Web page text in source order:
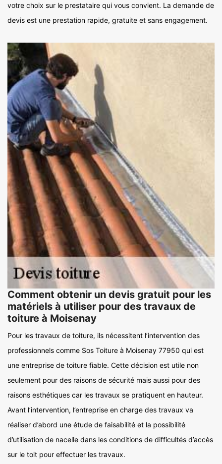
votre choix sur le prestataire qui vous convient. La demande de
devis est une prestation rapide, gratuite et sans engagement.
Comment obtenir un devis gratuit pour les
matériels à utiliser pour des travaux de
toiture à Moisenay
Pour les travaux de toiture, ils nécessitent l’intervention des
professionnels comme Sos Toiture à Moisenay 77950 qui est
une entreprise de toiture fiable. Cette décision est utile non
seulement pour des raisons de sécurité mais aussi pour des
raisons esthétiques car les travaux se pratiquent en hauteur.
Avant l’intervention, l’entreprise en charge des travaux va
réaliser d’abord une étude de faisabilité et la possibilité
d’utilisation de nacelle dans les conditions de difficultés d’accès
sur le toit pour effectuer les travaux.